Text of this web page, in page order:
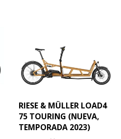
RIESE & MÜLLER LOAD4
75 TOURING (NUEVA,
TEMPORADA 2023)